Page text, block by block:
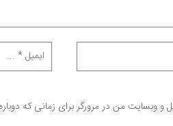
و وبسایت من در مرورگر برای زمانی که